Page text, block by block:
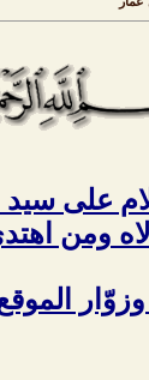
على سيد
ومن
وزوّار